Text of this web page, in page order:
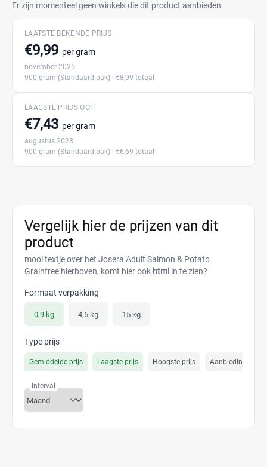
Er zijn momenteel geen winkels die dit product aanbieden.
LAATSTE BEKENDE PRIJS
€9,99 per gram
november 2025
900 gram (Standaard pak) · €8,99 totaal
LAAGSTE PRIJS OOIT
€7,43 per gram
augustus 2023
900 gram (Standaard pak) · €6,69 totaal
Vergelijk hier de prijzen van dit
product
mooi textje over het Josera Adult Salmon & Potato
Grainfree hierboven, komt hier ook html in te zien?
Formaat verpakking
0,9 kg 4,5 kg 15 kg
Type prijs
Gemiddelde prijs Laagste prijs Hoogste prijs Aanbiedings prijs
Interval